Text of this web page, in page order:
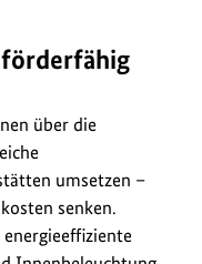
über die
umsetzen –
senken.